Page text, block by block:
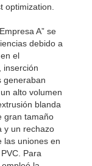
optimization.
A” se
debido a
el
inserción
generaban
alto volumen
blanda
gran tamaño
y un rechazo
las uniones en
Para